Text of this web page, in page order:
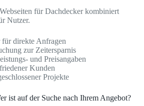
für Dachdecker kombiniert
Nutzer.
direkte Anfragen
zur Zeitersparnis
und Preisangaben
Kunden
Projekte
ist auf der Suche nach Ihrem Angebot?